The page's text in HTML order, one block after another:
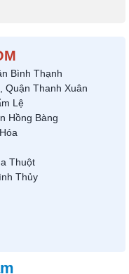
Bình Thạnh
Quận Thanh Xuân
Lệ
Hồng Bàng
Thuột
Thủy